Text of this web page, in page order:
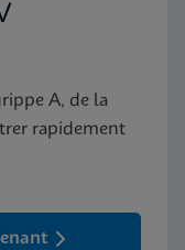
A, de la
rapidement